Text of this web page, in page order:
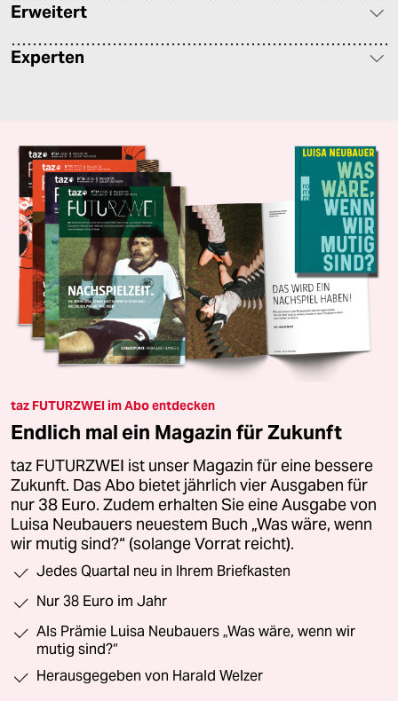
Erweitert
Experten
taz FUTURZWEI im Abo entdecken
Endlich mal ein Magazin für Zukunft
taz FUTURZWEI ist unser Magazin für eine bessere
Zukunft. Das Abo bietet jährlich vier Ausgaben für
nur 38 Euro. Zudem erhalten Sie eine Ausgabe von
Luisa Neubauers neuestem Buch „Was wäre, wenn
wir mutig sind?“ (solange Vorrat reicht).
Jedes Quartal neu in Ihrem Briefkasten
Nur 38 Euro im Jahr
Als Prämie Luisa Neubauers „Was wäre, wenn wir
mutig sind?“
Herausgegeben von Harald Welzer